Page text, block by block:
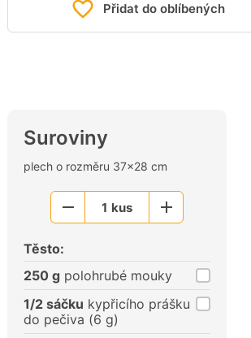
Přidat do oblíbených
Suroviny
plech o rozměru 37x28 cm
1 kus
Větší
Těsto:
250 g polohrubé mouky
1/2 sáčku kypřicího prášku
do pečiva (6 g)